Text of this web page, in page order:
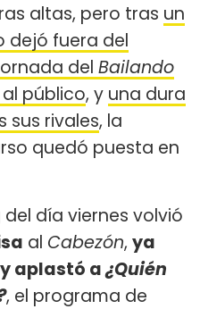
altas, pero tras un
dejó fuera del
del Bailando
público, y una dura
sus rivales, la
quedó puesta en
día viernes volvió
al Cabezón, ya
aplastó a¿Quién
, el programa de